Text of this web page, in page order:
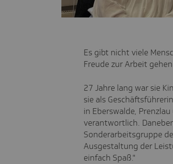
Es gibt nicht viele
Freude zur Arbeit
27 Jahre lang war sie
sie als
in Eberswalde,
verantwortlich.
Sonderarbeitsgruppe
Ausgestaltung der
einfach Spaß."